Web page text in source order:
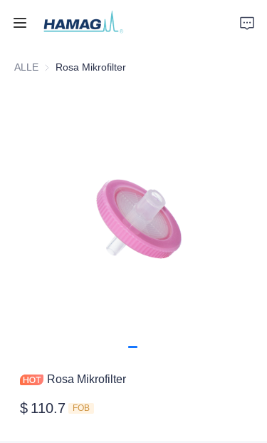
ALLE Rosa Mikrofilter
Rosa Mikrofilter
$ 110.7 FOB
Startseite